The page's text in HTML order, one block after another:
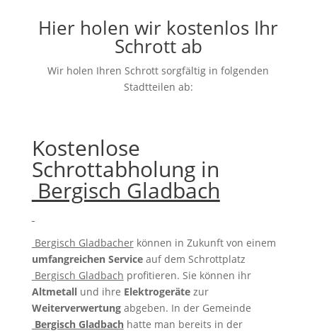
Hier holen wir kostenlos Ihr
Schrott ab
Wir holen Ihren Schrott sorgfältig in folgenden
Stadtteilen ab:
Kostenlose
Schrottabholung in
Bergisch Gladbach
Bergisch Gladbacherkönnen in Zukunft von einem
umfangreichen Service auf dem Schrottplatz
Bergisch Gladbach profitieren. Sie können ihr
Altmetallund ihre Elektrogerätezur
Weiterverwertungabgeben. In der Gemeinde
Bergisch Gladbachhatte man bereits in der